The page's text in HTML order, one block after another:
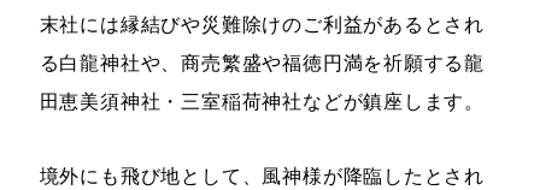
末社には縁結びや災難除けのご利益があるとされ
る白龍神社や、商売繁盛や福徳円満を祈願する龍
田恵美須神社・三室稲荷神社などが鎮座します。
境外にも飛び地として、風神様が降臨したとされ